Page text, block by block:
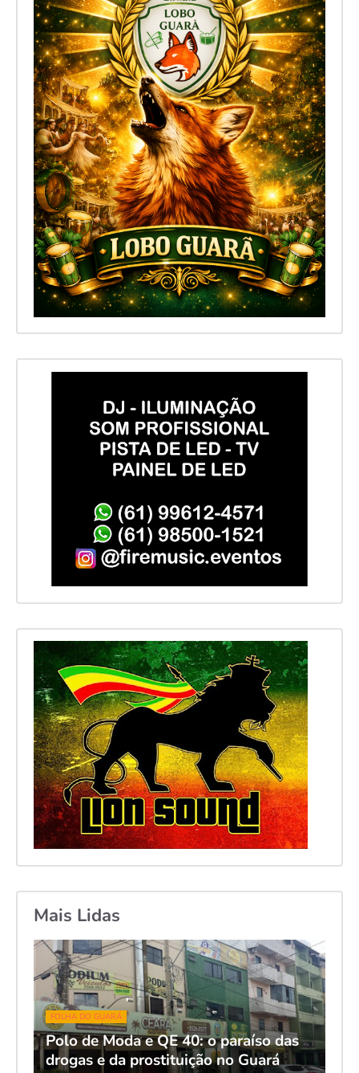
Mais Lidas
FOLHA DO GUARÁ
Polo de Moda e QE 40: o paraíso das
drogas e da prostituição no Guará